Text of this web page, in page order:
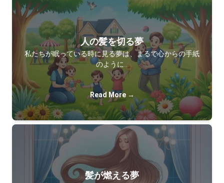
人の髪を切る夢
私たちが眠っている時に見る夢は、まるで心からの手紙
のように…
Read More →
髪が燃える夢